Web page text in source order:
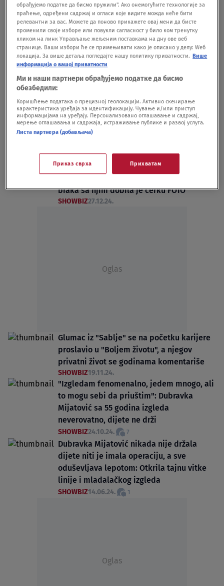
Oglas
"To je bio težak udarac": Zašto su glavni
glumci napuštali seriju "Srećni ljudi"?
SHOWBIZ09.04.25.
U ovoj raskošnoj vili na Senjaku živi
njoj VIDEO
SHOWBIZ11.02.25.
braka sa njim dobila je ćerku FOTO
SHOWBIZ27.12.24.
Oglas
Glumac iz "Sablje" se na početku karijere
proslavio u "Boljem životu", a njegov
privatni život se godinama komentariše
SHOWBIZ19.11.24.
"Izgledam fenomenalno, jedem mnogo, ali
to mogu sebi da priuštim": Dubravka
Mijatović sa 55 godina izgleda
neverovatno, dijete ne drži
SHOWBIZ24.10.24. 7
Dubravka Mijatović nikada nije držala
dijete niti je imala operaciju, a sve
oduševljava lepotom: Otkrila tajnu vitke
linije i mladalačkog izgleda
SHOWBIZ14.06.24. 1
Oglas
обрађујемо податке да бисмо пружили". Ако онемогућите технологије за
праћење, одређени садржај и огласи које видите можда неће бити
релевантни за вас. Можете да поново прикажете овај мени да бисте
променили своје изборе или повукли сагласност у било ком тренутку
кликом на линк Управљање жељеним поставкама на дну ове веб
странице. Ваши избори ће се примењивати како је описано у делу: Wеб
локација. За више детаља погледајте нашу политику приватности. Више
информација о вашој приватности
Ми и наши партнери обрађујемо податке да бисмо
обезбедили:
Коришћење података о прецизној геолокацији. Активно скенирање
карактеристика уређаја за идентификацију. Чување и/или приступ
информацијама на уређају. Персонализовано оглашавање и садржај,
мерење оглашавања и садржаја, истраживање публике и развој услуга.
Листа партнера (добављача)
Приказ сврха Прихватам